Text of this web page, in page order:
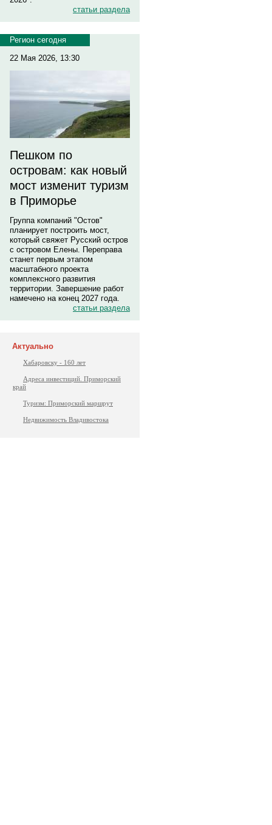
статьи раздела
Регион сегодня
22 Мая 2026, 13:30
Пешком по
островам: как новый
мост изменит туризм
в Приморье
Группа компаний "Остов"
планирует построить мост,
который свяжет Русский остров
с островом Елены. Переправа
станет первым этапом
масштабного проекта
комплексного развития
территории. Завершение работ
намечено на конец 2027 года.
статьи раздела
Актуально
Хабаровску - 160 лет
Адреса инвестиций. Приморский
край
Туризм: Приморский маршрут
Недвижимость Владивостока